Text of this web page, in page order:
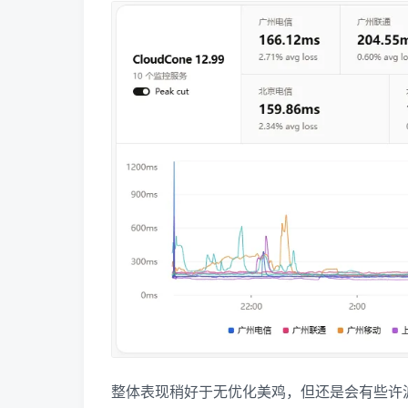
整体表现稍好于无优化美鸡，但还是会有些许